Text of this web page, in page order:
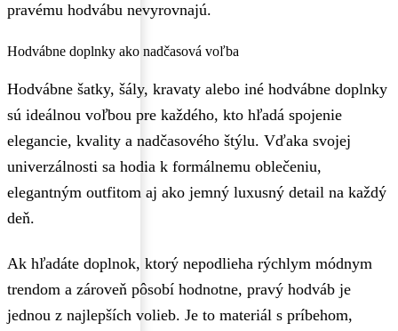
pravému hodvábu nevyrovnajú.
Hodvábne doplnky ako nadčasová voľba
Hodvábne šatky, šály, kravaty alebo iné hodvábne doplnky
sú ideálnou voľbou pre každého, kto hľadá spojenie
elegancie, kvality a nadčasového štýlu. Vďaka svojej
univerzálnosti sa hodia k formálnemu oblečeniu,
elegantným outfitom aj ako jemný luxusný detail na každý
deň.
Ak hľadáte doplnok, ktorý nepodlieha rýchlym módnym
trendom a zároveň pôsobí hodnotne, pravý hodváb je
jednou z najlepších volieb. Je to materiál s príbehom,